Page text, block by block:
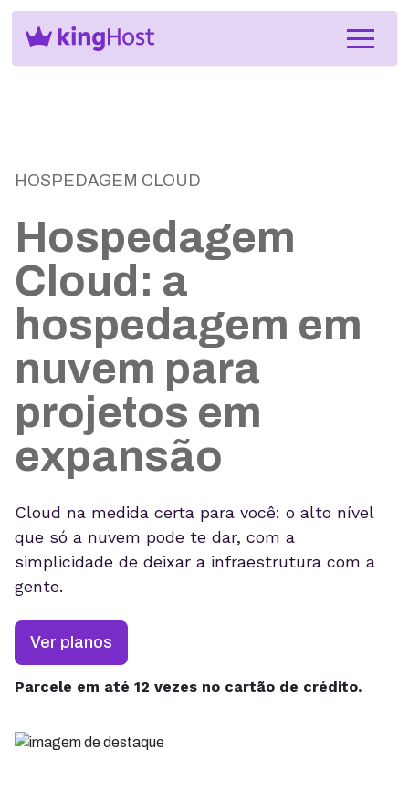
HOSPEDAGEM CLOUD
Hospedagem
Cloud: a
hospedagem em
nuvem para
projetos em
expansão
Cloud na medida certa para você: o alto nível
que só a nuvem pode te dar, com a
simplicidade de deixar a infraestrutura com a
gente.
Ver planos
Parcele em até 12 vezes no cartão de crédito.